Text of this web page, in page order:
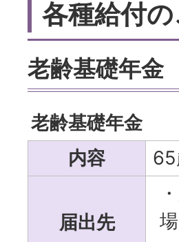
各種給付
老齢基礎年金
老齢基礎年金
内容
届出先
・